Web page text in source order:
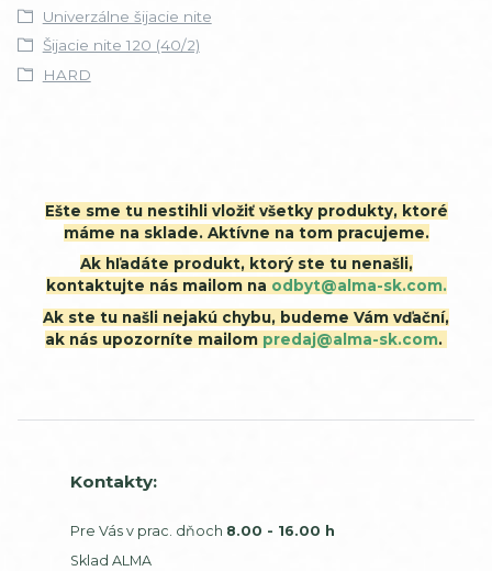
Univerzálne šijacie nite
Šijacie nite 120 (40/2)
HARD
Ešte sme tu nestihli vložiť všetky produkty, ktoré
máme na sklade. Aktívne na tom pracujeme.
Ak hľadáte produkt, ktorý ste tu nenašli,
kontaktujte nás mailom na odbyt@alma-sk.com.
Ak ste tu našli nejakú chybu, budeme Vám vďační,
ak nás upozorníte mailom predaj@alma-sk.com.
Kontakty:
Pre Vás v prac. dňoch 8.00 - 16.00 h
Sklad ALMA